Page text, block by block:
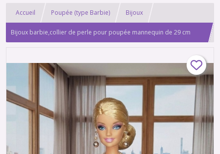
Accueil Poupée (type Barbie) Bijoux
Bijoux barbie,collier de perle pour poupée mannequin de 29 cm